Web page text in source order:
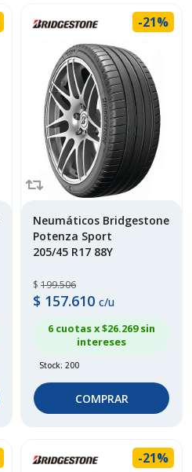
-21%
Neumáticos Bridgestone
Potenza Sport
205/45 R17 88Y
$ 199.506
$ 157.610 c/u
6 cuotas x $26.269sin
intereses
Stock: 200
COMPRAR
-21%